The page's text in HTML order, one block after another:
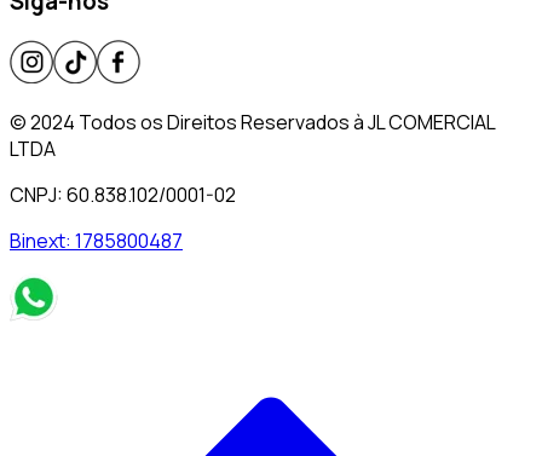
© 2024 Todos os Direitos Reservados à JL COMERCIAL
LTDA
CNPJ: 60.838.102/0001-02
Binext: 1785800487